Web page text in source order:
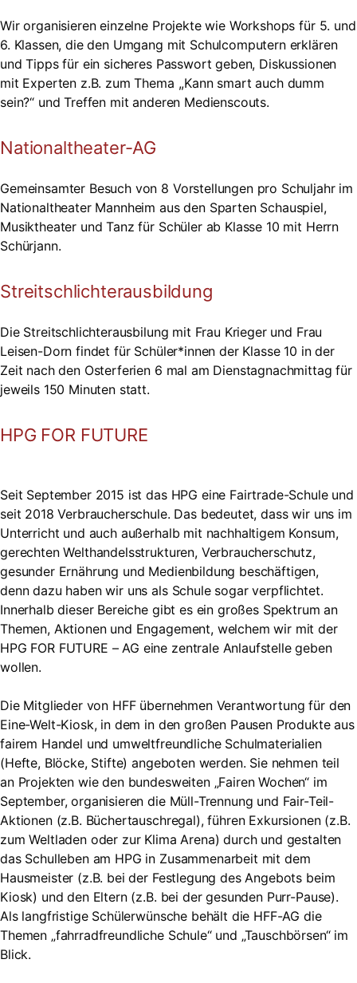
Wir organisieren einzelne Projekte wie Workshops für 5. und
6. Klassen, die den Umgang mit Schulcomputern erklären
und Tipps für ein sicheres Passwort geben, Diskussionen
mit Experten z.B. zum Thema ,,Kann smart auch dumm
sein?“ undTreffen mit anderen Medienscouts.
Nationaltheater-AG
Gemeinsamter Besuch von 8 Vorstellungen pro Schuljahr im
Nationaltheater Mannheim aus den Sparten Schauspiel,
Musiktheater und Tanz für Schüler ab Klasse 10 mit Herrn
Schürjann.
Streitschlichterausbildung
Die Streitschlichterausbilung mit Frau Krieger und Frau
Leisen-Dorn findet für Schüler*innen der Klasse 10 in der
Zeit nach den Osterferien 6 mal am Dienstagnachmittag für
jeweils 150 Minuten statt.
HPG FOR FUTURE
Seit September 2015 ist das HPG eine Fairtrade-Schule und
seit 2018 Verbraucherschule. Das bedeutet, dass wir uns im
Unterricht und auch außerhalb mit nachhaltigem Konsum,
gerechten Welthandelsstrukturen, Verbraucherschutz,
gesunder Ernährung und Medienbildung beschäftigen,
denn dazu haben wir uns als Schule sogar verpflichtet.
Innerhalb dieser Bereiche gibt es ein großes Spektrum an
Themen, Aktionen und Engagement, welchem wir mit der
HPG FOR FUTURE – AG eine zentrale Anlaufstelle geben
wollen.
Die Mitglieder von HFF übernehmen Verantwortung für den
Eine-Welt-Kiosk, in dem in den großen Pausen Produkte aus
fairem Handel und umweltfreundliche Schulmaterialien
(Hefte, Blöcke, Stifte) angeboten werden. Sie nehmen teil
an Projekten wie den bundesweiten „Fairen Wochen“ im
September, organisieren die Müll-Trennung und Fair-Teil-
Aktionen (z.B. Büchertauschregal), führen Exkursionen (z.B.
zum Weltladen oder zur Klima Arena) durch und gestalten
das Schulleben am HPG in Zusammenarbeit mit dem
Hausmeister (z.B. bei der Festlegung des Angebots beim
Kiosk) und den Eltern (z.B. bei der gesunden Purr-Pause).
Als langfristige Schülerwünsche behält die HFF-AG die
Themen „fahrradfreundliche Schule“ und „Tauschbörsen“ im
Blick.